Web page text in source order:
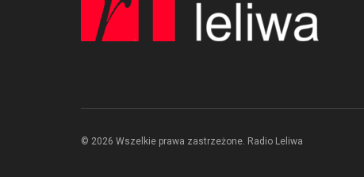
© 2026 Wszelkie prawa zastrzeżone. Radio Leliwa